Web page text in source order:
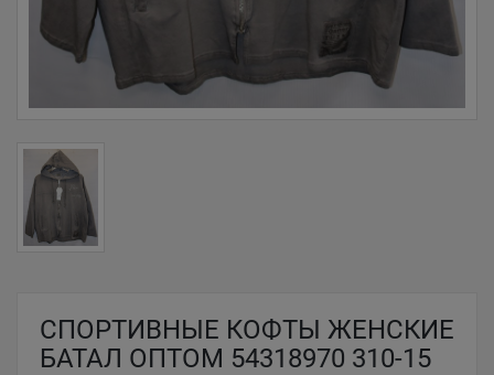
СПОРТИВНЫЕ КОФТЫ ЖЕНСКИЕ
БАТАЛ ОПТОМ 54318970 310-15